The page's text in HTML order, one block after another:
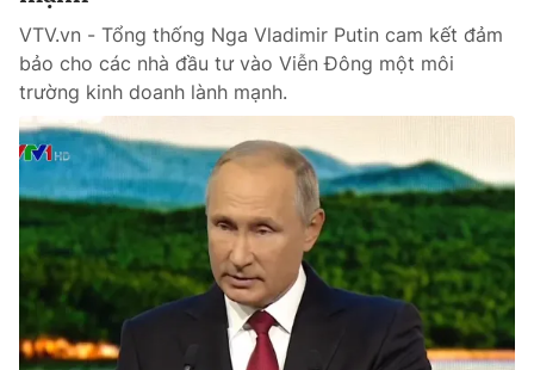
VTV.vn - Tổng thống Nga Vladimir Putin cam kết đảm
bảo cho các nhà đầu tư vào Viễn Đông một môi
trường kinh doanh lành mạnh.